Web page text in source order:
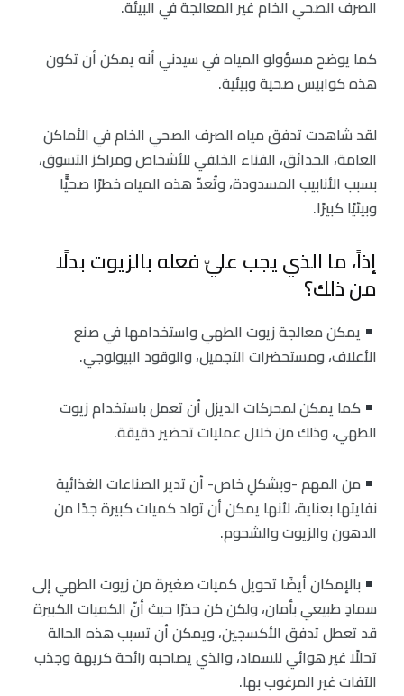
الصرف الصحي الخام غير المعالجة في البيئة.
كما يوضح مسؤولو المياه في سيدني أنه يمكن أن تكون
هذه كوابيس صحية وبيئية.
لقد شاهدت تدفق مياه الصرف الصحي الخام في الأماكن
العامة، الحدائق، الفناء الخلفي للأشخاص ومراكز التسوق،
بسبب الأنابيب المسدودة، وتُعدّ هذه المياه خطرًا صحيًّا
وبيئيًا كبيرًا.
إذاً، ما الذي يجب عليّ فعله بالزيوت بدلًا
من ذلك؟
يمكن معالجة زيوت الطهي واستخدامها في صنع
الأعلاف، ومستحضرات التجميل، والوقود البيولوجي.
كما يمكن لمحركات الديزل أن تعمل باستخدام زيوت
الطهي، وذلك من خلال عمليات تحضير دقيقة.
من المهم -وبشكلٍ خاص- أن تدير الصناعات الغذائية
نفايتها بعناية، لأنها يمكن أن تولد كميات كبيرة جدًا من
الدهون والزيوت والشحوم.
بالإمكان أيضًا تحويل كميات صغيرة من زيوت الطهي إلى
سمادٍ طبيعي بأمان، ولكن كن حذرًا حيث أنّ الكميات الكبيرة
قد تعطل تدفق الأكسجين، ويمكن أن تسبب هذه الحالة
تحللًا غير هوائي للسماد، والذي يصاحبه رائحة كريهة وجذب
الآفات غير المرغوب بها.